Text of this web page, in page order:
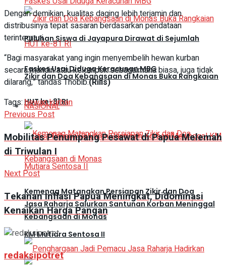
Zikir dan Doa Kebangsaan di Monas Buka Rangkaian
HUT ke-81 RI
Kemenag Matangkan Persiapan Zikir dan Doa
Kebangsaan di Monas
Puluhan Siswa di Jayapura Dirawat di Sejumlah
Faskes Usai Diduga Keracunan MBG
NASIONAL
Jasa Raharja Salurkan Santunan Korban Meninggal
KM Mutiara Sentosa II
Dengan demikian, kualitas daging lebih terjamin dan
distribusinya tepat sasaran berdasarkan pendataan
terintegrasi.
“Bagi masyarakat yang ingin menyembelih hewan kurban
secara mandiri atau kelompok sebagaimana biasa, juga tidak
dilarang,” tandas Thobib.(Rilis)
Tags: hewan kurban
Previous Post
Mobilitas Penumpang Pesawat di Papua Melemah
di Triwulan I
Next Post
Tekanan Inflasi Papua Meningkat, Didominasi
Kenaikan Harga Pangan
redaksipotret